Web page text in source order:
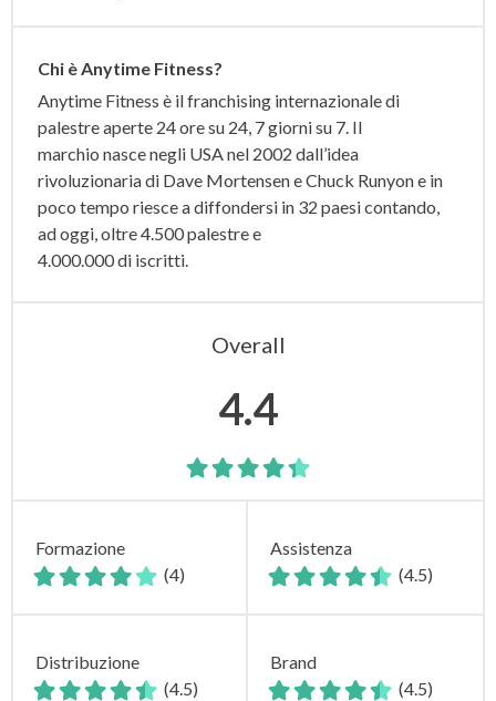
Chi è Anytime Fitness?
Anytime Fitness è il franchising internazionale di
palestre aperte 24 ore su 24, 7 giorni su 7. Il
marchio nasce negli USA nel 2002 dall’idea
rivoluzionaria di Dave Mortensen e Chuck Runyon e in
poco tempo riesce a diffondersi in 32 paesi contando,
ad oggi, oltre 4.500 palestre e
4.000.000 di iscritti.
Overall
4.4
Formazione
(4)
Assistenza
(4.5)
Distribuzione
(4.5)
Brand
(4.5)